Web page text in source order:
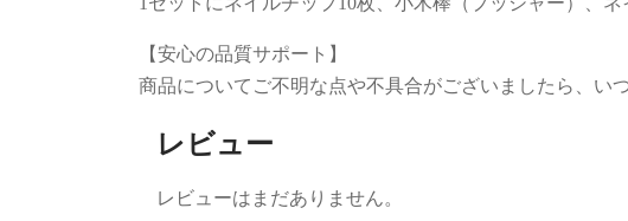
【安心の品質サポート】
商品についてご不明な点や不具合がございましたら、い
レビュー
レビューはまだありません。